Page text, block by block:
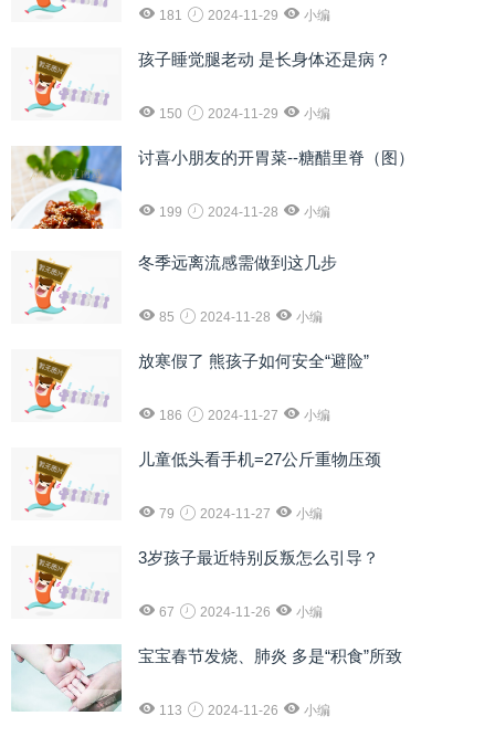
181 2024-11-29 小编
孩子睡觉腿老动 是长身体还是病？
150 2024-11-29 小编
讨喜小朋友的开胃菜--糖醋里脊（图）
199 2024-11-28 小编
冬季远离流感需做到这几步
85 2024-11-28 小编
放寒假了 熊孩子如何安全“避险”
186 2024-11-27 小编
儿童低头看手机=27公斤重物压颈
79 2024-11-27 小编
3岁孩子最近特别反叛怎么引导？
67 2024-11-26 小编
宝宝春节发烧、肺炎 多是“积食”所致
113 2024-11-26 小编